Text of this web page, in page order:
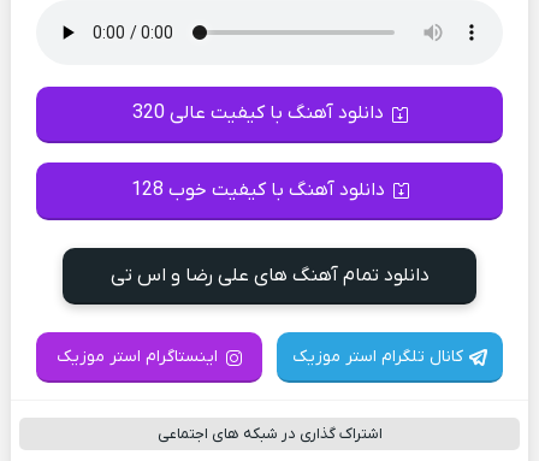
دانلود آهنگ با کیفیت عالی 320
دانلود آهنگ با کیفیت خوب 128
دانلود تمام آهنگ های علی رضا و اس تی
کانال تلگرام استر موزیک اینستاگرام استر موزیک
اشتراک گذاری در شبکه های اجتماعی